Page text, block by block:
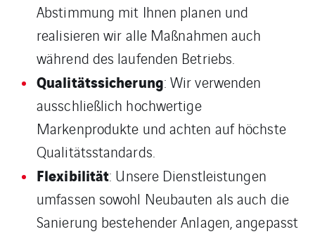
Abstimmung mit Ihnen planen und
realisieren wir alle Maßnahmen auch
während des laufenden Betriebs.
Qualitätssicherung: Wir verwenden
ausschließlich hochwertige
Markenprodukte und achten auf höchste
Qualitätsstandards.
Flexibilität: Unsere Dienstleistungen
umfassen sowohl Neubauten als auch die
Sanierung bestehender Anlagen, angepasst